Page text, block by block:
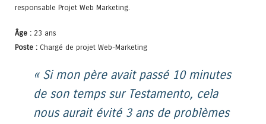
responsable Projet Web Marketing.
Âge : 23 ans
Poste : Chargé de projet Web-Marketing
« Si mon père avait passé 10 minutes
de son temps sur Testamento, cela
nous aurait évité 3 ans de problèmes